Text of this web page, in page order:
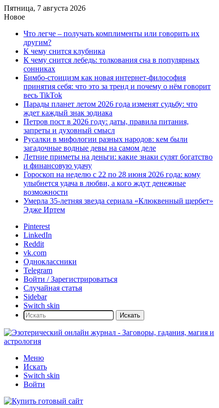
Пятница, 7 августа 2026
Новое
Что легче – получать комплименты или говорить их
другим?
К чему снится клубника
К чему снится лебедь: толкования сна в популярных
сонниках
Бимбо-стоицизм как новая интернет-философия
принятия себя: что это за тренд и почему о нём говорит
весь TikTok
Парады планет летом 2026 года изменят судьбу: что
ждет каждый знак зодиака
Петров пост в 2026 году: даты, правила питания,
запреты и духовный смысл
Русалки в мифологии разных народов: кем были
загадочные водные девы на самом деле
Летние приметы на деньги: какие знаки сулят богатство
и финансовую удачу
Гороскоп на неделю с 22 по 28 июня 2026 года: кому
улыбнется удача в любви, а кого ждут денежные
возможности
Умерла 35-летняя звезда сериала «Клюквенный щербет»
Эдже Иртем
Pinterest
LinkedIn
Reddit
vk.com
Одноклассники
Telegram
Войти / Зарегистрироваться
Случайная статья
Sidebar
Switch skin
Искать
Меню
Искать
Switch skin
Войти